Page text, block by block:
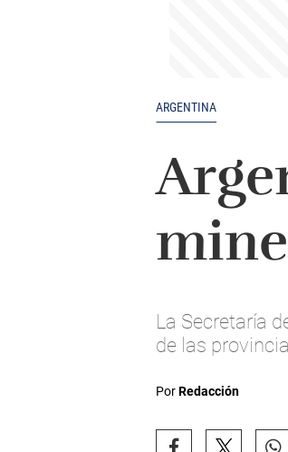
ARGENTINA
La Secretaría
de las
PorRedacción